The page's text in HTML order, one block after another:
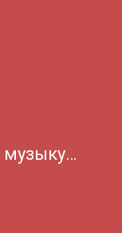
музыку…